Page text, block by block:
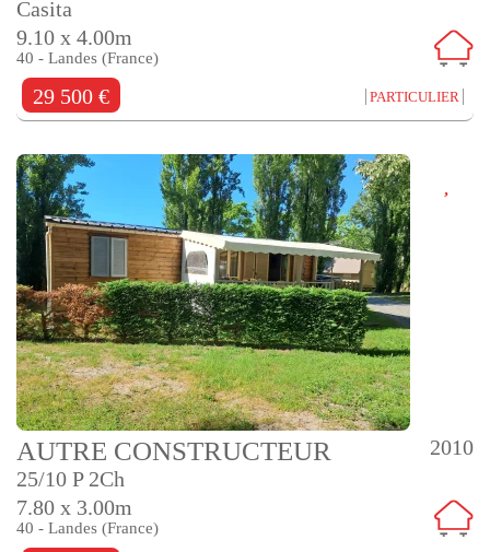
Casita
9.10 x 4.00m
40 - Landes (France)
29 500 € PARTICULIER
2010
AUTRE CONSTRUCTEUR
25/10 P 2Ch
7.80 x 3.00m
40 - Landes (France)